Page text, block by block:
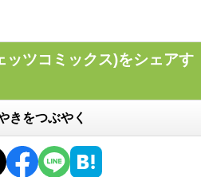
ッツコミックス)をシェアす
きをつぶやく